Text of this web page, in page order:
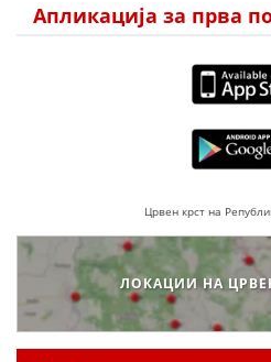
МЕНАЏМЕНТ НА
ЗА НАС
Апликација за прва
Црвен крст на
ЛОКАЦИИ НА